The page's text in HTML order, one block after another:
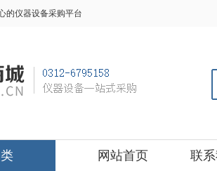
的仪器设备采购平台
网站首页 联